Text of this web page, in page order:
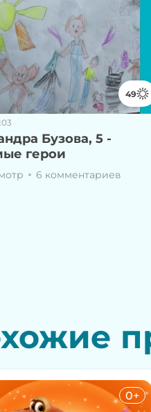
49
Бузова, 5 -
герои
6 комментариев
0+